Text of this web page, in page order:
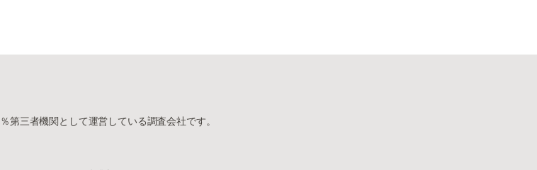
三者機関として運営している調査会社です。